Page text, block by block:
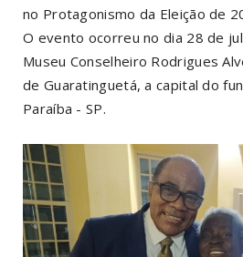
no Protagonismo da Eleição de
O evento ocorreu no dia 28 de
Museu Conselheiro Rodrigues
de Guaratinguetá, a capital do
Paraíba - SP.